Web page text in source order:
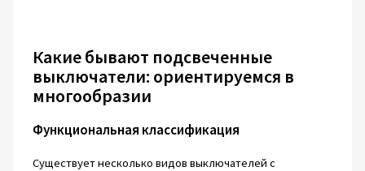
Какие бывают подсвеченные
выключатели: ориентируемся в
многообразии
Функциональная классификация
Существует несколько видов выключателей с